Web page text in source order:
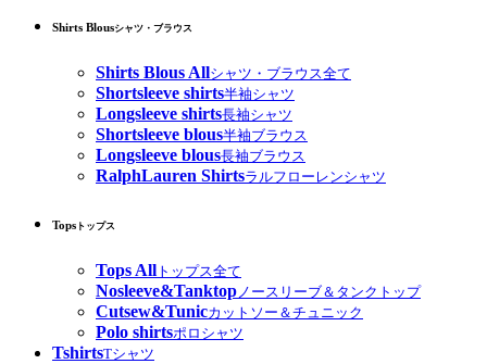
Shirts Blousシャツ・ブラウス
Shirts Blous Allシャツ・ブラウス全て
Shortsleeve shirts半袖シャツ
Longsleeve shirts長袖シャツ
Shortsleeve blous半袖ブラウス
Longsleeve blous長袖ブラウス
RalphLauren Shirtsラルフローレンシャツ
Tops トップス
Tops All トップス全て
Nosleeve&Tanktopノースリーブ＆タンクトップ
Cutsew&Tunicカットソー＆チュニック
Polo shirtsポロシャツ
TshirtsTシャツ